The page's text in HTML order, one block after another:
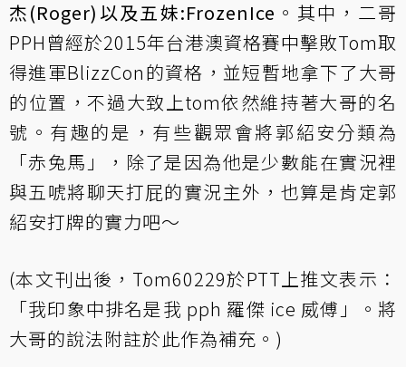
杰(Roger)以及五妹:FrozenIce 。其中，二哥
PPH曾經於2015年台港澳資格賽中擊敗Tom取
得進軍BlizzCon的資格，並短暫地拿下了大哥
的位置，不過大致上tom依然維持著大哥的名
號。有趣的是，有些觀眾會將郭紹安分類為
「赤兔馬」，除了是因為他是少數能在實況裡
與五唬將聊天打屁的實況主外，也算是肯定郭
紹安打牌的實力吧～
(本文刊出後， Tom60229於PTT上推文表示：
「我印象中排名是我 pph 羅傑 ice 威傅」
。將
大哥的說法附註於此作為補充。)